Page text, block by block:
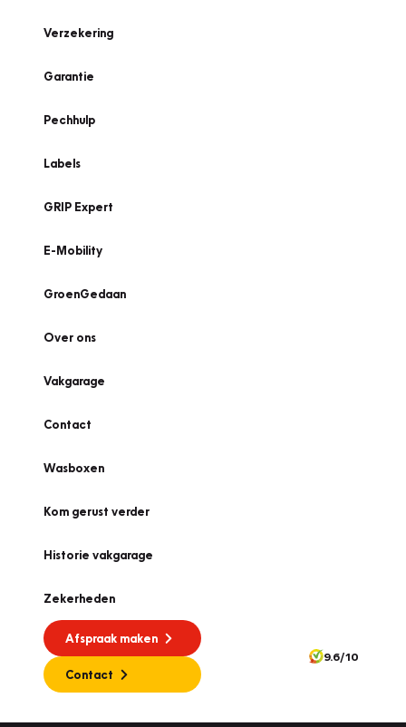
Verzekering
Garantie
Pechhulp
Labels
GRIP Expert
E-Mobility
GroenGedaan
Over ons
Vakgarage
Contact
Wasboxen
Kom gerust verder
Historie vakgarage
Zekerheden
Afspraak maken
Contact
9.6/10